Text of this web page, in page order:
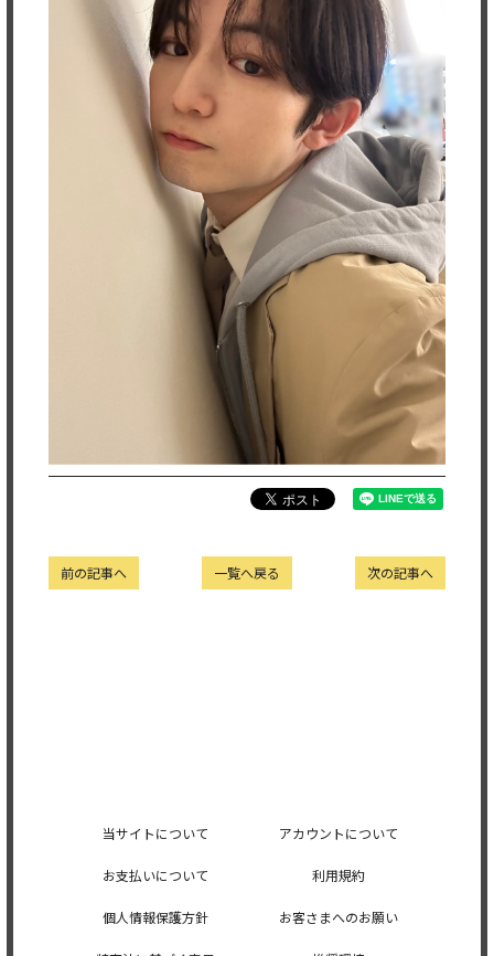
次の記事へ
一覧へ戻る
前の記事へ
当サイトについて アカウントについて
お支払いについて 利用規約
個人情報保護方針 お客さまへのお願い